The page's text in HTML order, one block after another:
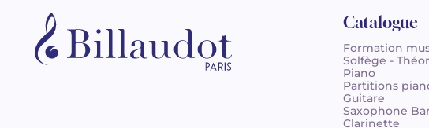
Catalogue
Formation
Solfège -
Piano
Partitions
Guitare
Saxophone
Clarinette